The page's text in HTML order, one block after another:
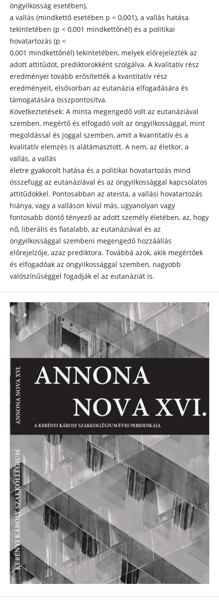
öngyilkosság esetében),
a vallás (mindkettő esetében p < 0,001), a vallás hatása
tekintetében (p < 0,001 mindkettőnél) és a politikai
hovatartozás (p <
0,001 mindkettőnél) tekintetében, melyek előrejelezték az
adott attitűdöt, prediktorokként szolgálva. A kvalitatív rész
eredményei tovább erősítették a kvantitatív rész
eredményeit, elsősorban az eutanázia elfogadására és
támogatására összpontosítva.
Következtetések: A minta megengedő volt az eutanáziával
szemben, megértő és elfogadó volt az öngyilkossággal, mint
megoldással és joggal szemben, amit a kvantitatív és a
kvalitatív elemzés is alátámasztott. A nem, az életkor, a
vallás, a vallás
életre gyakorolt hatása és a politikai hovatartozás mind
összefügg az eutanáziával és az öngyilkossággal kapcsolatos
attitűdökkel. Pontosabban az ateista, a vallási hovatartozás
hiánya, vagy a valláson kívül más, ugyanolyan vagy
fontosabb döntő tényező az adott személy életében, az, hogy
nő, liberális és fiatalabb, az eutanáziával és az
öngyilkossággal szembeni megengedő hozzáállás
előrejelzője, azaz prediktora. Továbbá azok, akik megértőek
és elfogadóak az öngyilkossággal szemben, nagyobb
valószínűséggel fogadják el az eutanáziát is.